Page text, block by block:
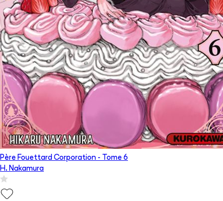
Père Fouettard Corporation - Tome 6
H. Nakamura